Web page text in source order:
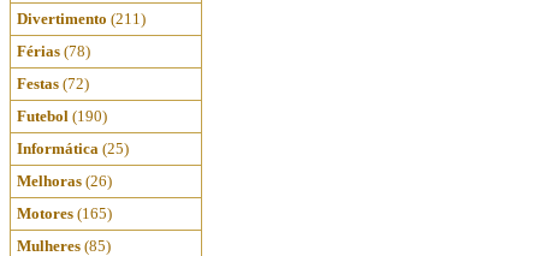
Divertimento (211)
Férias (78)
Festas (72)
Futebol (190)
Informática (25)
Melhoras (26)
Motores (165)
Mulheres (85)